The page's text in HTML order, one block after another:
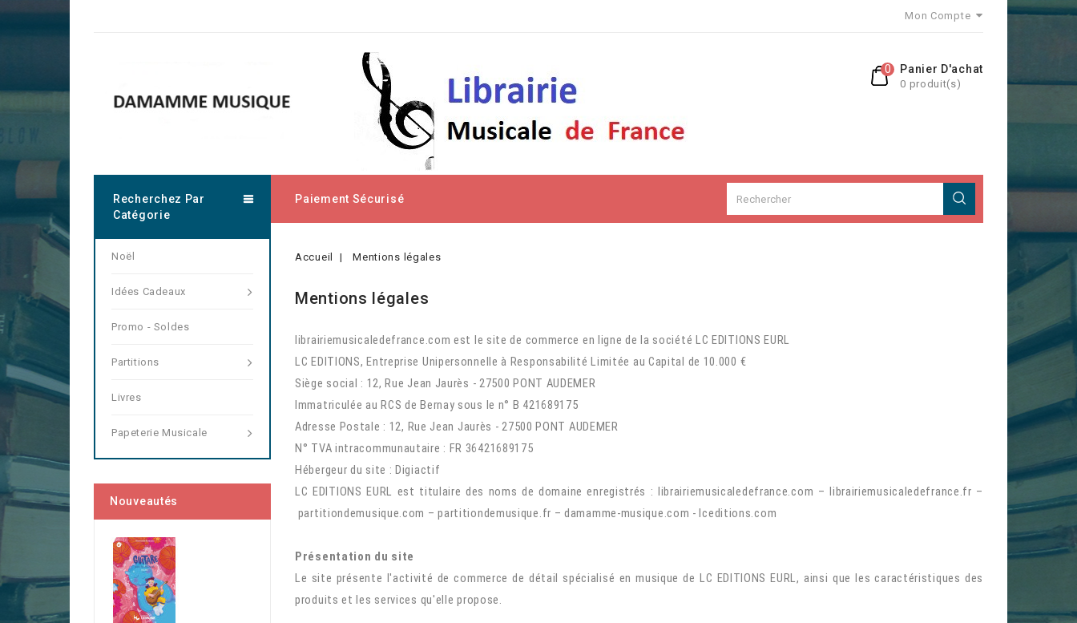
Mon Compte
Panier D'achat
0 produit(s)
0
Paiement Sécurisé
Recherchez Par
Catégorie
Noël
Idées Cadeaux
Promo - Soldes
Partitions
Livres
Papeterie Musicale
Nouveautés
Accueil Mentions légales
Mentions légales
librairiemusicaledefrance.com est le site de commerce en ligne de la société LC EDITIONS EURL
LC EDITIONS, Entreprise Unipersonnelle à Responsabilité Limitée au Capital de 10.000 €
Siège social : 12, Rue Jean Jaurès - 27500 PONT AUDEMER
Immatriculée au RCS de Bernay sous le n° B 421689175
Adresse Postale : 12, Rue Jean Jaurès - 27500 PONT AUDEMER
N° TVA intracommunautaire : FR 36421689175
Hébergeur du site : Digiactif
LC EDITIONS EURL est titulaire des noms de domaine enregistrés : librairiemusicaledefrance.com –librairiemusicaledefrance.fr –
partitiondemusique.com – partitiondemusique.fr – damamme-musique.com - lceditions.com
Présentation du site
Le site présente l'activité de commerce de détail spécialisé en musique de LC EDITIONS EURL, ainsi que les caractéristiques des
produits et les services qu'elle propose.